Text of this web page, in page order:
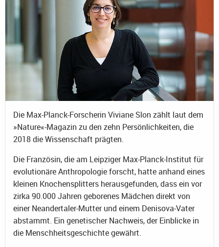
Die Max-Planck-Forscherin Viviane Slon zählt laut dem
»Nature«-Magazin zu den zehn Persönlichkeiten, die
2018 die Wissenschaft prägten.
Die Französin, die am Leipziger Max-Planck-Institut für
evolutionäre Anthropologie forscht, hatte anhand eines
kleinen Knochensplitters herausgefunden, dass ein vor
zirka 90.000 Jahren geborenes Mädchen direkt von
einer Neandertaler-Mutter und einem Denisova-Vater
abstammt. Ein genetischer Nachweis, der Einblicke in
die Menschheitsgeschichte gewährt.